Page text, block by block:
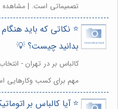
تصمیماتی است. | مشاهده
⭐️ نکاتی که باید
بدانید چیست؟ 💡
کالباس بر در تهران -
مهم برای کسب وکارهایی
⭐️ آیا کالباس بر